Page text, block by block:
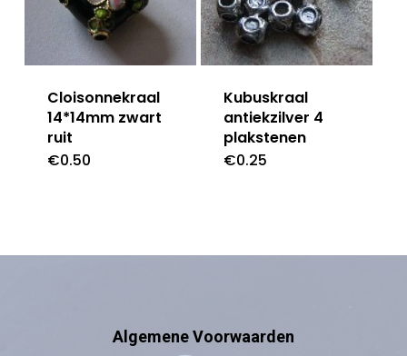
Cloisonnekraal
14*14mm zwart
ruit
€0.50
Kubuskraal
antiekzilver 4
plakstenen
€0.25
Algemene Voorwaarden